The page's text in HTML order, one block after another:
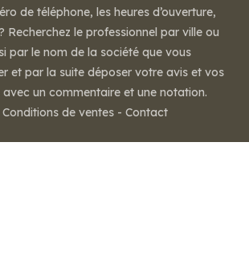
de téléphone, les heures d’ouverture,
Recherchez le professionnel par ville ou
par le nom de la société que vous
et par la suite déposer votre avis et vos
un commentaire et une notation.
Conditions de ventes - Contact